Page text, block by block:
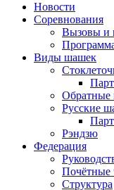
Новости
Соревнования
Вызовы и
Виды шашек
Русские
Рэндзю
Федерация
Почётные
Структура